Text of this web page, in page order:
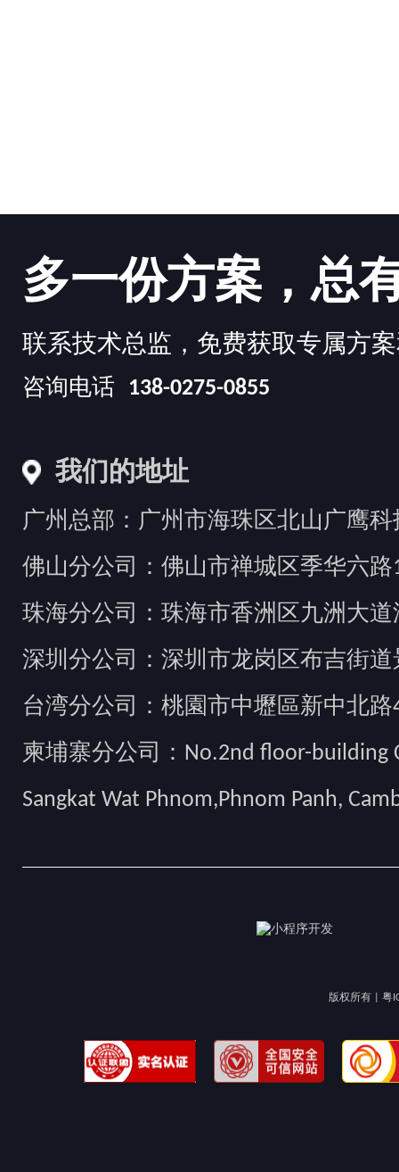
多一份方案，总
联系技术总监，免费获取专属方
咨询电话 138-0275-0855
我们的地址
广州总部：广州市海珠区北山广鹰科
佛山分公司：佛山市禅城区季华六路
珠海分公司：珠海市香洲区九洲大道
深圳分公司：深圳市龙岗区布吉街
台湾分公司：桃園市中壢區新中北路
柬埔寨分公司：No.2nd floor-building
Sangkat Wat Phnom,Phnom Panh,
版权所有 | 粤